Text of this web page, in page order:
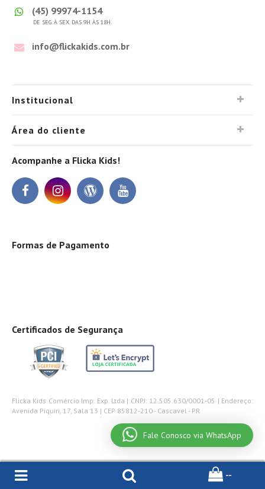
--
(45) 99974-1154
DE SEG. À SEX. DAS 9H ÀS 18H.
info@flickakids.com.br
Institucional
Área do cliente
Acompanhe a Flicka Kids!
Formas de Pagamento
Certificados de Segurança
Flicka Kids Comércio Imp. Exp. Ltda | CNPJ: 12.505.630/0001-05 | Endereço:
Avenida Piquiri, 17, Sala 13 | CEP 85812-210 - Cascavel - PR
Fale Conosco via WhatsApp